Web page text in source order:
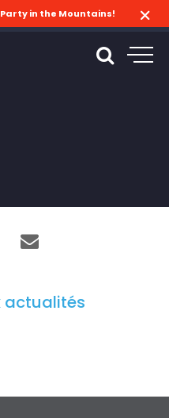
Party in the Mountains!
actualités